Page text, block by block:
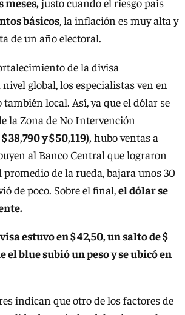
meses,justo cuando el riesgo país
básicos, la inflación es muy alta y
de un año electoral.
de la divisa
global, los especialistas ven en
local. Así, ya que el dólar se
la Zona de No Intervención
$ 38,790 y $ 50,119),hubo ventas a
al Banco Central que lograron
promedio de la rueda, bajara unos 30
de poco. Sobre el final,el dólar se
estuvo en $ 42,50, un salto de $
el blue subió un peso y se ubicó en
indican que otro de los factores de